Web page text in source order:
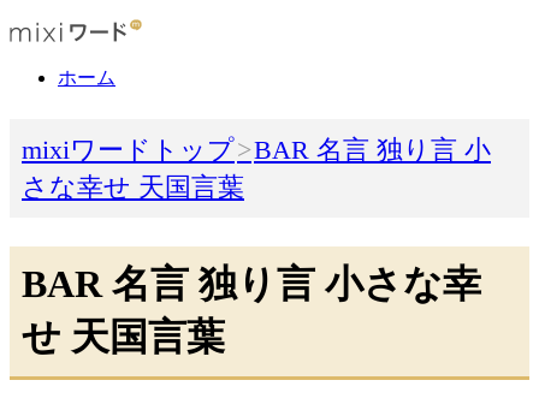
ホーム
mixiワードトップ
BAR 名言 独り言 小
さな幸せ 天国言葉
BAR 名言 独り言 小さな幸
せ 天国言葉